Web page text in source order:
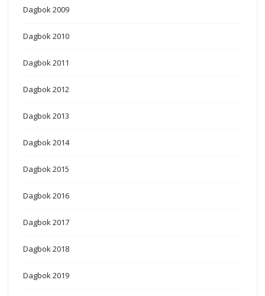
Dagbok 2009
Dagbok 2010
Dagbok 2011
Dagbok 2012
Dagbok 2013
Dagbok 2014
Dagbok 2015
Dagbok 2016
Dagbok 2017
Dagbok 2018
Dagbok 2019